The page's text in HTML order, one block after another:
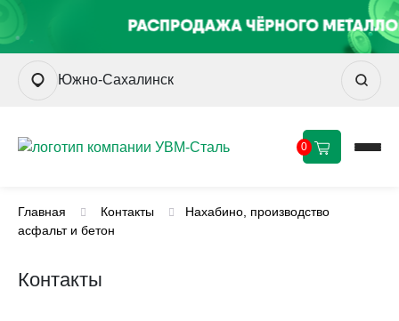
Южно-Сахалинск
0
Главная Контакты
Нахабино, производство
асфальт и бетон
Контакты